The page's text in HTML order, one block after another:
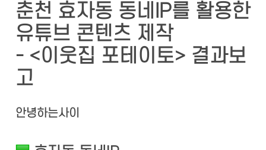
춘천 효자동 동네IP를 활용한
유튜브 콘텐츠 제작
- <이웃집 포테이토> 결과보
고
안녕하는사이